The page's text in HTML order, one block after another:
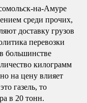
на-Амуре
среди прочих,
доставку грузов
перевозки
большинстве
килограмм
на цену влияет
газель, то
в 20 тонн.